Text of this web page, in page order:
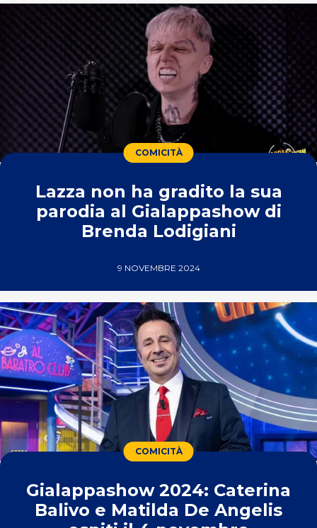
COMICITÀ
Lazza non ha gradito la sua
parodia al Gialappashow di
Brenda Lodigiani
9 NOVEMBRE 2024
COMICITÀ
Gialappashow 2024: Caterina
Balivo e Matilda De Angelis